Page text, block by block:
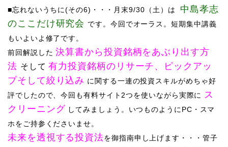
■忘れないうちに(その6)・・・月末9/30 （土）は 中島孝志
の​ここだけ研究会 です。今回でオーラス。短期集中講義
もいよいよ修了です。
前回解説した 決算書から投資銘柄をあぶり出す方
法 そして有力投資銘柄のリサーチ、ピックアッ
プそして絞り込み に関する一連の投資スキルがめちゃ好
評でしたので、今回も有料サイト2つを使いながら実際に
ス
クリーニング してみましょう。 いつものようにPC・スマ
ホをご持参くださいませ。
未来を透視する投資法を御指南申し上げます・・・管子